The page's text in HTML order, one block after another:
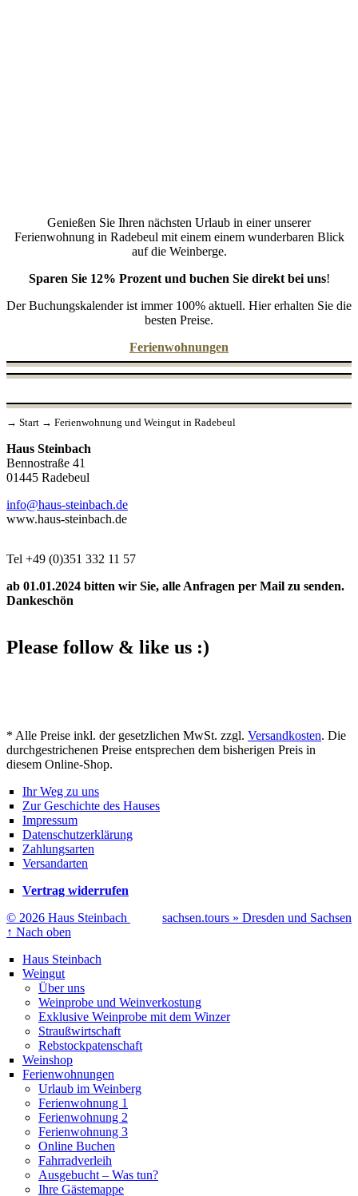
Genießen Sie Ihren nächsten Urlaub in einer unserer
Ferienwohnung in Radebeul mit einem einem wunderbaren Blick
auf die Weinberge.
Sparen Sie 12% Prozent und buchen Sie direkt bei uns!
Der Buchungskalender ist immer 100% aktuell. Hier erhalten Sie die
besten Preise.
Ferienwohnungen
→ Start → Ferienwohnung und Weingut in Radebeul
Haus Steinbach
Bennostraße 41
01445 Radebeul
info@haus-steinbach.de
www.haus-steinbach.de
Tel +49 (0)351 332 11 57
ab 01.01.2024 bitten wir Sie, alle Anfragen per Mail zu senden.
Dankeschön
Please follow & like us :)
* Alle Preise inkl. der gesetzlichen MwSt. zzgl. Versandkosten. Die
durchgestrichenen Preise entsprechen dem bisherigen Preis in
diesem Online-Shop.
Ihr Weg zu uns
Zur Geschichte des Hauses
Impressum
Datenschutzerklärung
Zahlungsarten
Versandarten
Vertrag widerrufen
© 2026 Haus Steinbach
sachsen.tours » Dresden und Sachsen
↑ Nach oben
Haus Steinbach
Weingut
Über uns
Weinprobe und Weinverkostung
Exklusive Weinprobe mit dem Winzer
Straußwirtschaft
Rebstockpatenschaft
Weinshop
Ferienwohnungen
Urlaub im Weinberg
Ferienwohnung 1
Ferienwohnung 2
Ferienwohnung 3
Online Buchen
Fahrradverleih
Ausgebucht – Was tun?
Ihre Gästemappe